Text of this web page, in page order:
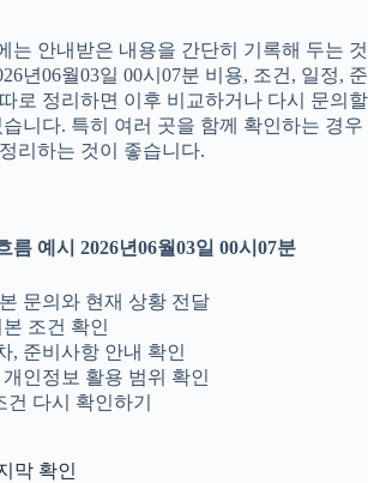
는 안내받은 내용을 간단히 기록해 두는 것
년06월03일 00시07분 비용, 조건, 일정, 준
로 정리하면 이후 비교하거나 다시 문의할
니다. 특히 여러 곳을 함께 확인하는 경우
리하는 것이 좋습니다.
름 예시 2026년06월03일 00시07분
문의와 현재 상황 전달
조건 확인
, 준비사항 안내 확인
인정보 활용 범위 확인
다시 확인하기
막 확인